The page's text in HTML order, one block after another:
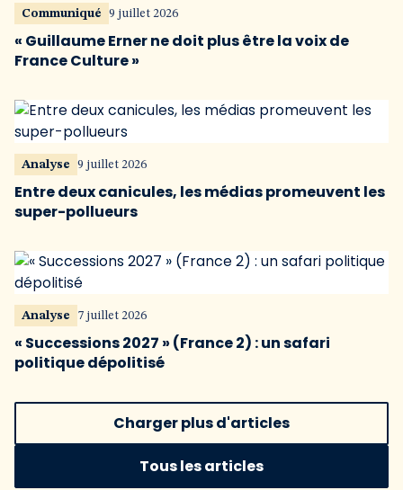
Communiqué 9 juillet 2026
« Guillaume Erner ne doit plus être la voix de
France Culture »
Analyse 9 juillet 2026
Entre deux canicules, les médias promeuvent les
super-pollueurs
Analyse 7 juillet 2026
« Successions 2027 » (France 2) : un safari
politique dépolitisé
Charger plus d'articles
Tous les articles